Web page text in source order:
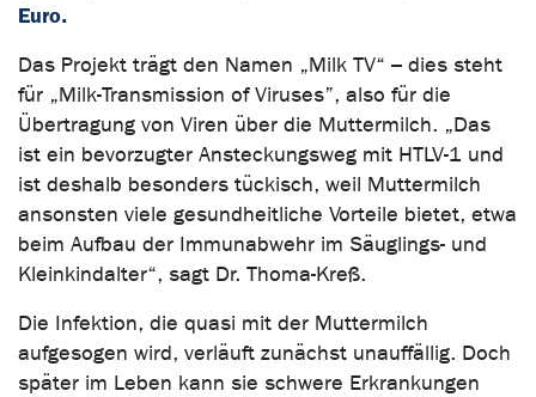
Euro.
Das Projekt trägt den Namen „Milk TV“ – dies steht
für „Milk-Transmission of Viruses”, also für die
Übertragung von Viren über die Muttermilch. „Das
ist ein bevorzugter Ansteckungsweg mit HTLV-1 und
ist deshalb besonders tückisch, weil Muttermilch
ansonsten viele gesundheitliche Vorteile bietet, etwa
beim Aufbau der Immunabwehr im Säuglings- und
Kleinkindalter“, sagt Dr. Thoma-Kreß.
Die Infektion, die quasi mit der Muttermilch
aufgesogen wird, verläuft zunächst unauffällig. Doch
später im Leben kann sie schwere Erkrankungen